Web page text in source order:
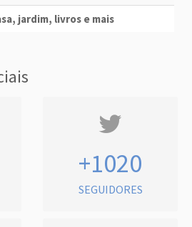
jardim, livros e mais
+1020
SEGUIDORES